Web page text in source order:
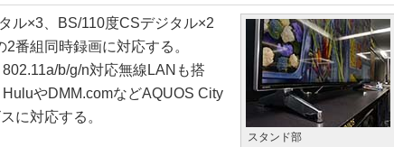
スタンド部
ル×3、BS/110度CSデジタル×2
番組同時録画に対応する。
b/g/n対応無線LANも搭
やDMM.comなどAQUOS City
に対応する。